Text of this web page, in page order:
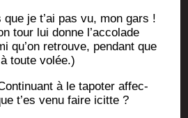
je t’ai pas vu, mon gars !
tour lui donne l’accolade
qu’on retrouve, pen­dant que
toute volée.)
à le tapo­ter affec­
t’es venu faire icitte ?